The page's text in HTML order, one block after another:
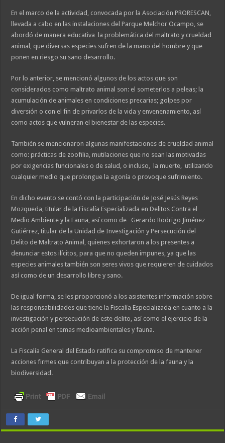
En el marco de la actividad, convocada por la Asociación PRORESCAN,
llevada a cabo en las instalaciones del Parque Melchor Ocampo, se
abordó de manera educativa la problemática del maltrato y crueldad
animal, que diversas especies sufren de la mano del hombre y que
ponen en riesgo su sano desarrollo.
Por lo anterior, se mencionó algunos de los actos que son
considerados como maltrato animal son: el someterlos a peleas; la
acumulación de animales en condiciones precarias; golpes por
diversión o con el fin de privarlos de la vida y envenenamiento, así
como actos que vulneran el bienestar de las especies.
También se mencionaron algunas manifestaciones de crueldad animal
como: prácticas de zoofilia, mutilaciones que no sean las motivadas
por exigencias funcionales o de salud, o incluso, la muerte, utilizando
cualquier medio que prolongue la agonía o provoque sufrimiento.
En dicho evento se contó con la participación de José Jesús Reyes
Mozqueda, titular de la Fiscalía Especializada en Delitos Contra el
Medio Ambiente y la Fauna, así como de Gerardo Rodrigo Jiménez
Gutiérrez, titular de la Unidad de Investigación y Persecución del
Delito de Maltrato Animal, quienes exhortaron a los presentes a
denunciar estos ilícitos, para que no queden impunes, ya que las
especies animales también son seres vivos que requieren de cuidados
así como de un desarrollo libre y sano.
De igual forma, se les proporcionó a los asistentes información sobre
las responsabilidades que tiene la Fiscalía Especializada en cuanto a la
investigación y persecución de este delito, así como el ejercicio de la
acción penal en temas medioambientales y fauna.
La Fiscalía General del Estado ratifica su compromiso de mantener
acciones firmes que contribuyan a la protección de la fauna y la
biodiversidad.